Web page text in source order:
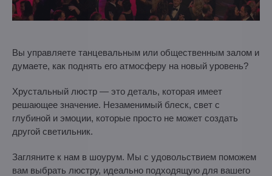
Вы управляете танцевальным или общественным залом и
думаете, как поднять его атмосферу на новый уровень?
Хрустальный люстр — это деталь, которая имеет
решающее значение. Незаменимый блеск, свет с
глубиной и эмоции, которые просто не может создать
другой светильник.
Загляните к нам в шоурум. Мы с удовольствием поможем
вам выбрать люстру, идеально подходящую для вашего